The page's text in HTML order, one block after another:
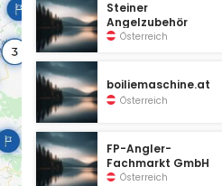
Steiner
Angelzubehör
Österreich
boiliemaschine.at
Österreich
FP-Angler-
Fachmarkt GmbH
Österreich